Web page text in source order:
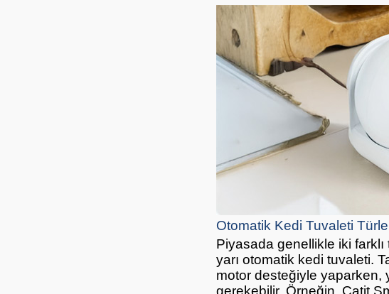
Otomatik Kedi Tuvaleti
Piyasada genellikle iki
yarı otomatik kedi tuvaleti.
motor desteğiyle yaparken,
gerekebilir. Örneğin, Catit